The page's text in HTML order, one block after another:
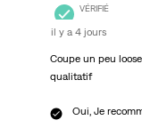
VÉRIFIÉ
il y a 4 jours
Coupe un peu
qualitatif
Oui, Je